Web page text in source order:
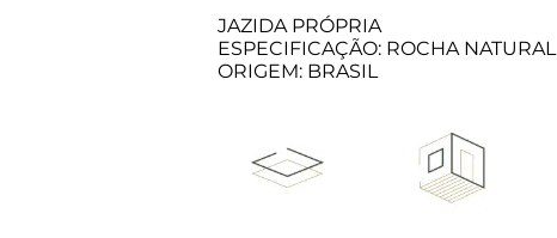
JAZIDA PRÓPRIA
ESPECIFICAÇÃO: ROCHA NATURAL
ORIGEM: BRASIL​